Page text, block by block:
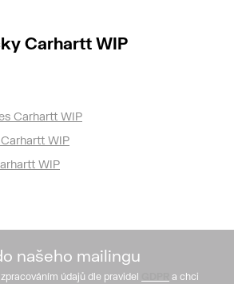
Carhartt WIP
Carhartt WIP
WIP
WIP
našeho mailingu
údajů dle pravidel
a chci